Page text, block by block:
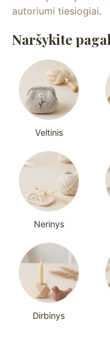
autoriumi tiesiogiai.
Naršykite
Veltinis
Nerinys
Dirbinys